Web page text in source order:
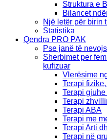
Struktura e
Bilancet
Një letër për birin
Statistika
Qendra PRO PAK
Pse janë të
Sherbimet per
kufizuar
Vlerësime
Terapi
Terapi
Terapi
Terapi ABA
Terapi me
Terapi Arti
Terapi në